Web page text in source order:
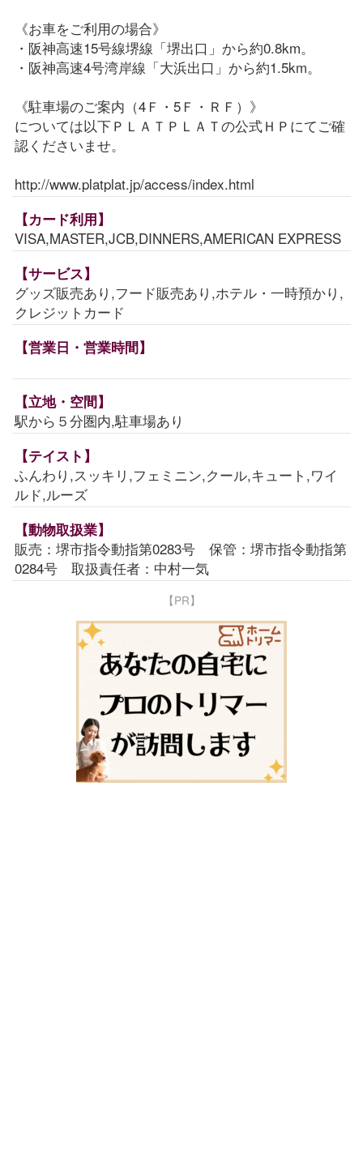
《お車をご利用の場合》
・阪神高速15号線堺線「堺出口」から約0.8km。
・阪神高速4号湾岸線「大浜出口」から約1.5km。
《駐車場のご案内（4Ｆ・5Ｆ・ＲＦ）》
については以下ＰＬＡＴＰＬＡＴの公式ＨＰにてご確
認くださいませ。
http://www.platplat.jp/access/index.html
【カード利用】
VISA,MASTER,JCB,DINNERS,AMERICAN EXPRESS
【サービス】
グッズ販売あり,フード販売あり,ホテル・一時預かり,
クレジットカード
【営業日・営業時間】
【立地・空間】
駅から５分圏内,駐車場あり
【テイスト】
ふんわり,スッキリ,フェミニン,クール,キュート,ワイ
ルド,ルーズ
【動物取扱業】
販売：堺市指令動指第0283号 保管：堺市指令動指第
0284号 取扱責任者：中村一気
【PR】